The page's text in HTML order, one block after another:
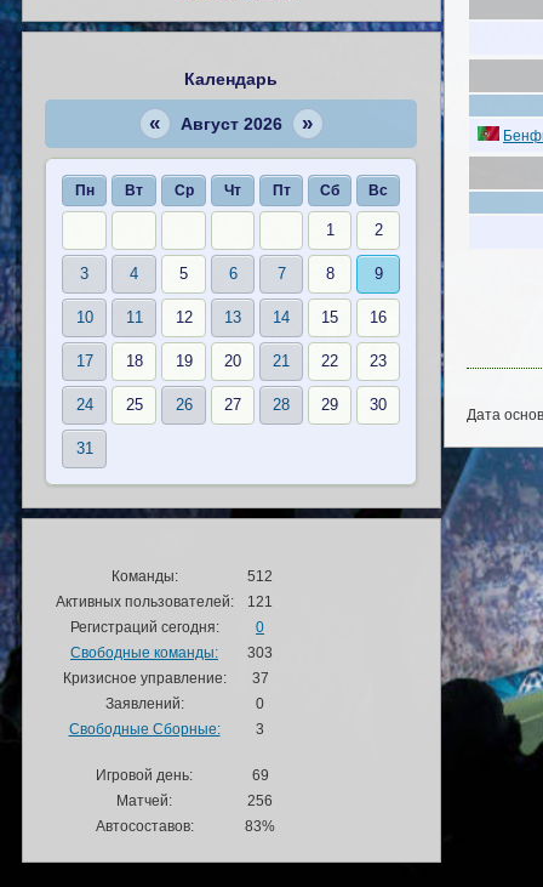
Дата
Календарь
« Август 2026 »
Пн Вт Ср Чт Пт Сб Вс
1 2
3 4 5 6 7 8 9
10 11 12 13 14 15 16
17 18 19 20 21 22 23
24 25 26 27 28 29 30
31
Команды:
512
Активных пользователей:
121
Регистраций сегодня:
0
Свободные команды:
303
Кризисное управление:
37
Заявлений:
0
Свободные Сборные:
3
Игровой день:
69
Матчей:
256
Автосоставов:
83%